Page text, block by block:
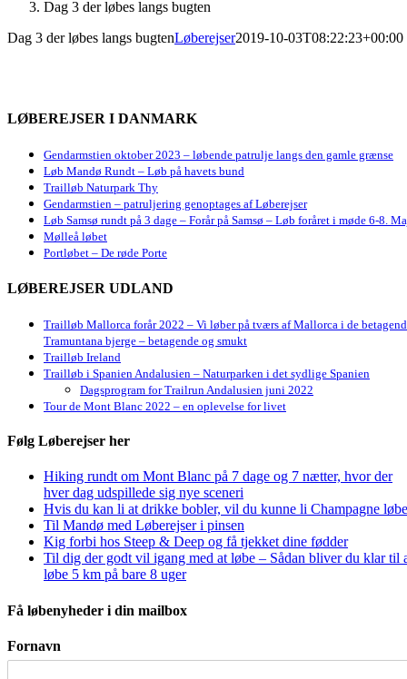
Dag 3 der løbes langs bugten
Dag 3 der løbes langs bugtenLøberejser2019-10-03T08:22:23+00:00
LØBEREJSER I DANMARK
Gendarmstien oktober 2023 – løbende patrulje langs den gamle grænse
Løb Mandø Rundt – Løb på havets bund
Trailløb Naturpark Thy
Gendarmstien – patruljering genoptages af Løberejser
Løb Samsø rundt på 3 dage – Forår på Samsø – Løb foråret i møde 6-8.
Mølleå løbet
Portløbet – De røde Porte
LØBEREJSER UDLAND
Trailløb Mallorca forår 2022 – Vi løber på tværs af Mallorca i de
Tramuntana bjerge – betagende og smukt
Trailløb Ireland
Trailløb i Spanien Andalusien – Naturparken i det sydlige Spanien
Dagsprogram for Trailrun Andalusien juni 2022
Tour de Mont Blanc 2022 – en oplevelse for livet
Følg Løberejser her
Hiking rundt om Mont Blanc på 7 dage og 7 nætter, hvor der
hver dag udspillede sig nye sceneri
Hvis du kan li at drikke bobler, vil du kunne li Champagne
Til Mandø med Løberejser i pinsen
Kig forbi hos Steep & Deep og få tjekket dine fødder
Til dig der godt vil igang med at løbe – Sådan bliver du klar til
løbe 5 km på bare 8 uger
Få løbenyheder i din mailbox
Fornavn